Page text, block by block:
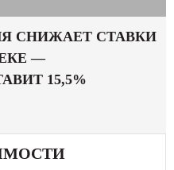
СНИЖАЕТ СТАВКИ
—
15,5%